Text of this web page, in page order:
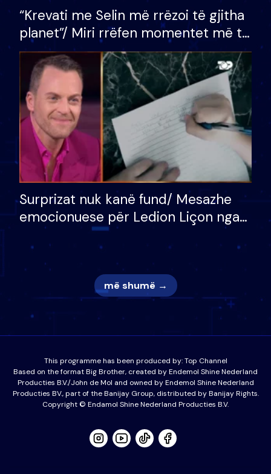
“Krevati me Selin më rrëzoi të gjitha
planet”/ Miri rrëfen momentet më të
bukura në shtëpinë e BB VIP: Do më
mungojë zilja e mëngjesit kur…
Surprizat nuk kanë fund/ Mesazhe
emocionuese për Ledion Liçon nga
nëna dhe fëmijët e tij, moderatori
nuk i mban dot lotët: Nuk meritoj…
më shumë →
This programme has been produced by:Top Channel
Based on the format Big Brother, created by Endemol Shine Nederland
Producties B.V./John de Mol and owned by Endemol Shine Nederland
Producties BV., part of the Banijay Group, distributed by Banijay Rights.
Copyright © Endamol Shine Nederland Producties B.V.